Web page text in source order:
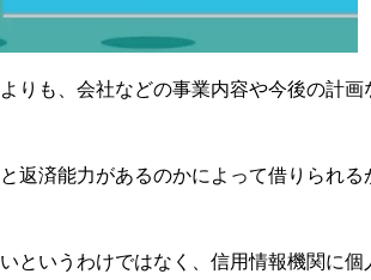
りも、会社などの事業内容や今後の計
返済能力があるのかによって借りられ
というわけではなく、信用情報機関に